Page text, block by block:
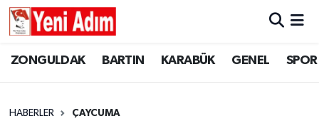
ZONGULDAK BARTIN KARABÜK GENEL SPOR
HABERLER ÇAYCUMA
ZONGULDAK
ZONGULDAK
Zonguldak Hava Durumu